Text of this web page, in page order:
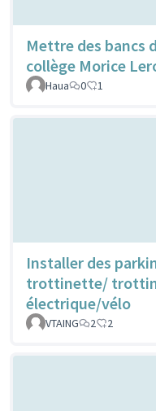
Mettre des bancs
collège Morice
Haua
0 1
Installer des
trottinette/
électrique/vélo
VTAING 2 2